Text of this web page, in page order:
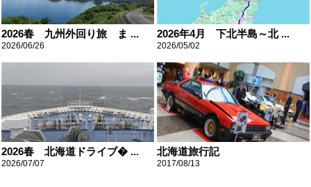
2026春 九州外回り旅 ま ...
2026/06/26
2026年4月 下北半島～北 ...
2026/05/02
2026春 北海道ドライブ� ...
2026/07/07
北海道旅行記
2017/08/13